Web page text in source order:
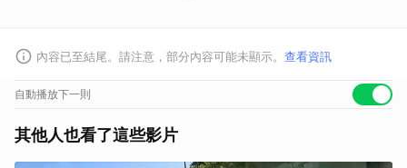
內容已至結尾。請注意，部分內容可能未顯示。 查看資訊
自動播放下一則
其他人也看了這些影片